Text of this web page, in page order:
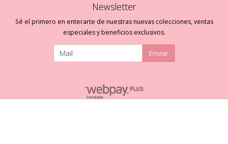
Newsletter
Sé el primero en enterarte de nuestras nuevas colecciones, ventas
especiales y beneficios exclusivos.
Enviar